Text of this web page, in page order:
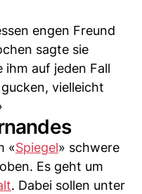
engen Freund
sagte sie
ihm auf jeden Fall
vielleicht
«Spiegel» schwere
Es geht um
. Dabei sollen unter